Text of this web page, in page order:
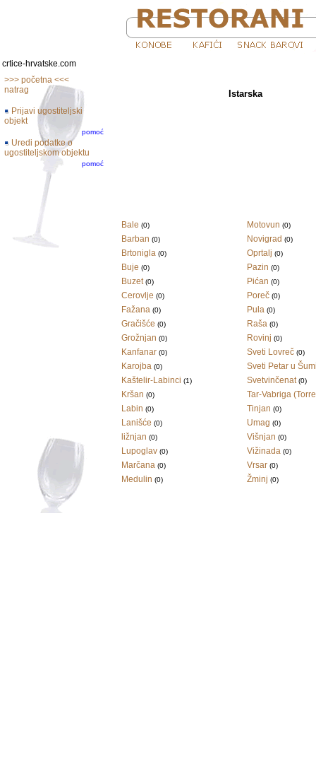
crtice-hrvatske.com
>>> početna <<<
natrag
Prijavi ugostiteljski
objekt
pomoć
Uredi podatke o
ugostiteljskom objektu
pomoć
Istarska
Bale (0) Motovun (0)
Barban (0) Novigrad (0)
Brtonigla (0) Oprtalj (0)
Buje (0) Pazin (0)
Buzet (0) Pićan (0)
Cerovlje (0) Poreč (0)
Fažana (0) Pula (0)
Gračišće (0) Raša (0)
Grožnjan (0) Rovinj (0)
Kanfanar (0) Sveti Lovreč (0)
Karojba (0)
Sveti Petar u
Kaštelir-Labinci (1) Svetvinčenat (0)
Kršan (0)
Tar-Vabriga
Labin (0) Tinjan (0)
Lanišće (0) Umag (0)
ližnjan (0) Višnjan (0)
Lupoglav (0) Vižinada (0)
Marčana (0) Vrsar (0)
Medulin (0) Žminj (0)